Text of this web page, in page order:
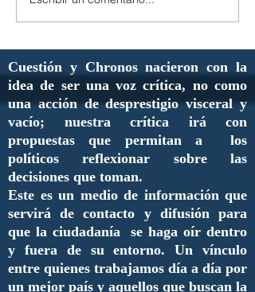
Cuestión y Chronos nacieron con la
idea de ser una voz crítica, no como
una acción de desprestigio visceral y
vacío; nuestra crítica irá con
propuestas que permitan a los
políticos reflexionar sobre las
decisiones que toman.
Este es un medio de información que
servirá de contacto y difusión para
que la ciudadanía se haga oír dentro
y fuera de su entorno. Un vínculo
entre quienes trabajamos día a día por
un mejor país y aquellos que buscan la